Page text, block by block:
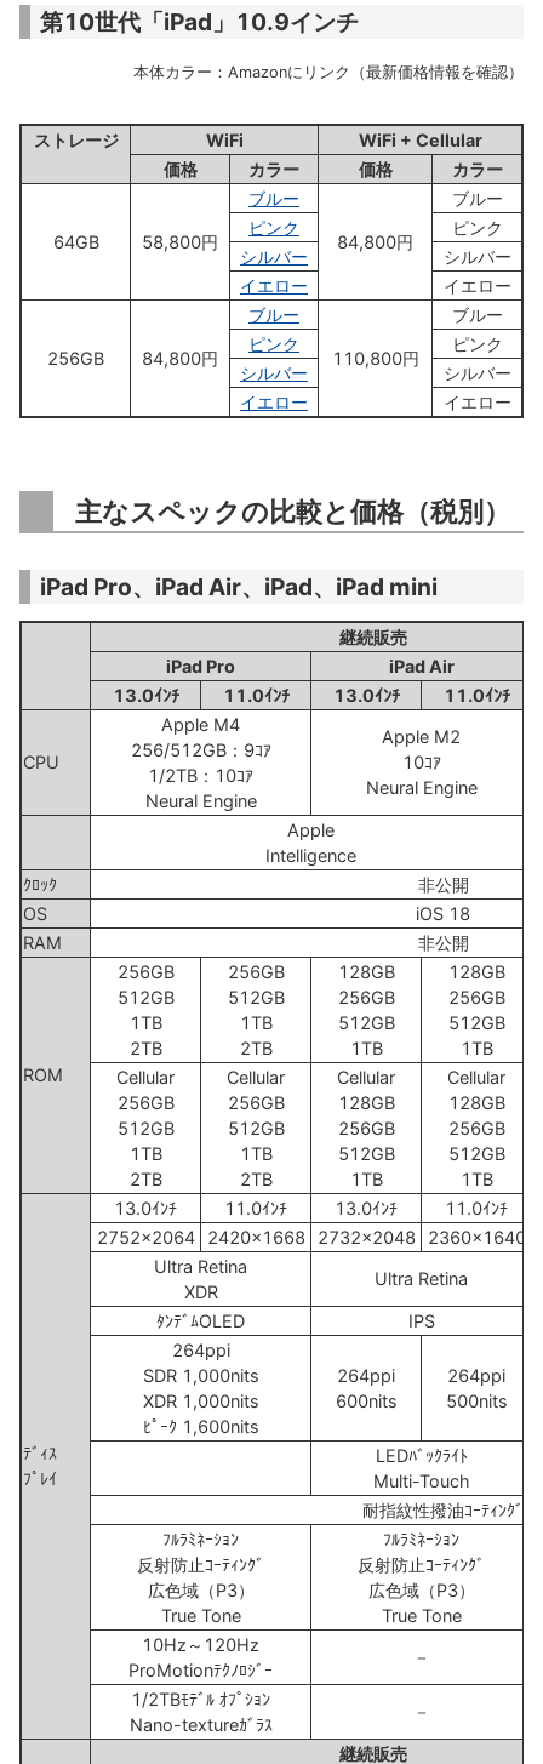
第10世代「iPad」10.9インチ
本体カラー：Amazonにリンク（最新価格情報を確認）
ストレージ WiFi
WiFi + Cellular
価格
カラー 価格 カラー
64GB 58,800円
ブルー
84,800円
ブルー
ピンク
ピンク
シルバー
シルバー
イエロー
イエロー
256GB 84,800円
ブルー
110,800円
ブルー
ピンク
ピンク
シルバー
シルバー
イエロー
イエロー
主なスペックの比較と価格（税別）
iPad Pro、iPad Air、iPad、iPad mini
継続販売
iPad Pro
iPad Air
13.0ｲﾝﾁ
11.0ｲﾝﾁ 13.0ｲﾝﾁ 11.0ｲﾝﾁ
CPU
Apple M4
256/512GB：9ｺｱ
1/2TB：10ｺｱ
Neural Engine
Apple M2
10ｺｱ
Neural Engine
Apple
Intelligence
ｸﾛｯｸ
非公開
OS
iOS 18
RAM
非公開
ROM
256GB
512GB
1TB
2TB
256GB
512GB
1TB
2TB
128GB
256GB
512GB
1TB
128GB
256GB
512GB
1TB
Cellular
256GB
512GB
1TB
2TB
Cellular
256GB
512GB
1TB
2TB
Cellular
128GB
256GB
512GB
1TB
Cellular
128GB
256GB
512GB
1TB
ﾃﾞｨｽ
ﾌﾟﾚｲ
13.0ｲﾝﾁ 11.0ｲﾝﾁ 13.0ｲﾝﾁ
11.0ｲﾝﾁ
2752x2064
2420x1668 2732x2048
2360x1640
Ultra Retina
XDR
Ultra Retina
ﾀﾝﾃﾞﾑOLED
IPS
264ppi
SDR 1,000nits
XDR 1,000nits
ﾋﾟｰｸ 1,600nits
264ppi
600nits
264ppi
500nits
LEDﾊﾞｯｸﾗｲﾄ
Multi-Touch
耐指紋性撥油ｺｰﾃｨﾝｸﾞ
ﾌﾙﾗﾐﾈｰｼｮﾝ
反射防止ｺｰﾃｨﾝｸﾞ
広色域（P3）
True Tone
ﾌﾙﾗﾐﾈｰｼｮﾝ
反射防止ｺｰﾃｨﾝｸﾞ
広色域（P3）
True Tone
10Hz～120Hz
ProMotionﾃｸﾉﾛｼﾞｰ
－
1/2TBﾓﾃﾞﾙ ｵﾌﾟｼｮﾝ
Nano-textureｶﾞﾗｽ
－
継続販売